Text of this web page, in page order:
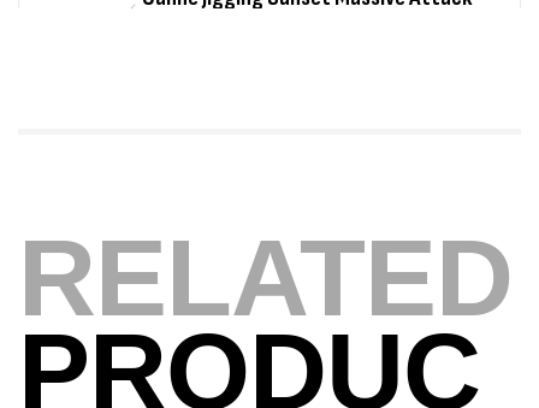
Bagagerie Surfcasting
د.ت
د.ت
Volant 3 Branches Inox T26S/35
RELATED
PRODUC